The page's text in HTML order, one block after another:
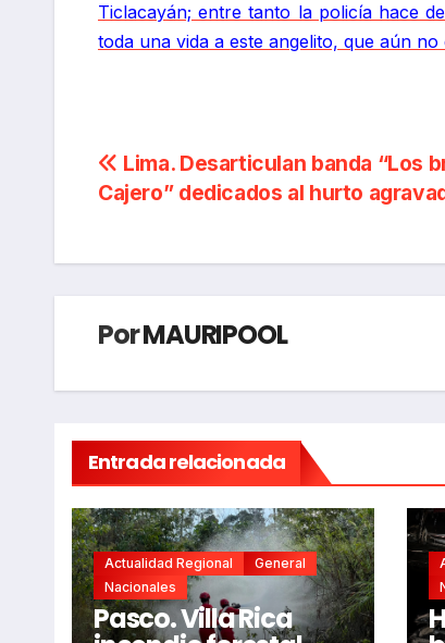
Ticlacayán; entre tanto la policía hace
toda una vida a este angelito, que aún no
Navegación
de
entradas
Lima. Desarticulan banda “Los
Cajero” dedicados al hurto
PorMAURIPOOL
Entrada relacionada
Actualidad Regional
General
Nacionales
Pasco. Villa Rica